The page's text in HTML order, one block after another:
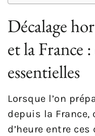
Décalage
et la France
essentielles
Lorsque l’on
depuis la France,
d’heure entre